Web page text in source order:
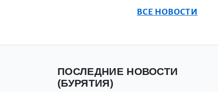
ВСЕ НОВОСТИ
ПОСЛЕДНИЕ НОВОСТИ
(БУРЯТИЯ)